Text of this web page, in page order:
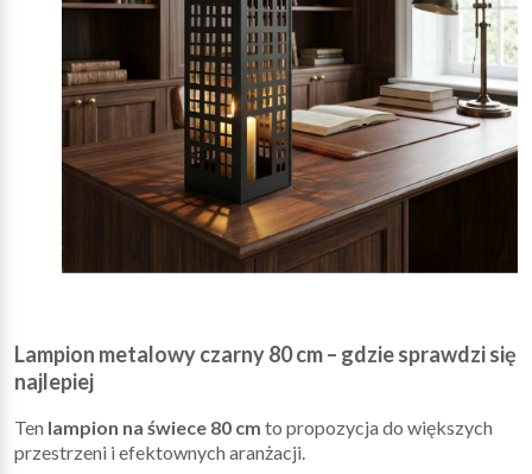
Lampion metalowy czarny 80 cm – gdzie sprawdzi się
najlepiej
Ten lampion na świece 80 cm to propozycja do większych
przestrzeni i efektownych aranżacji.